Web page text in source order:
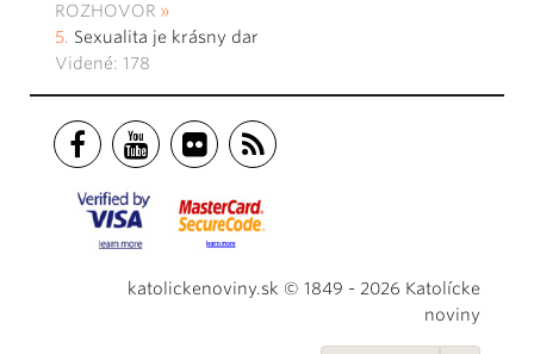
ROZHOVOR
Sexualita je krásny dar
Videné: 178
katolickenoviny.sk © 1849 - 2026 Katolícke
noviny